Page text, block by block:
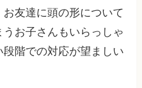
友達に頭の形について
お子さんもいらっしゃ
階での対応が望ましい